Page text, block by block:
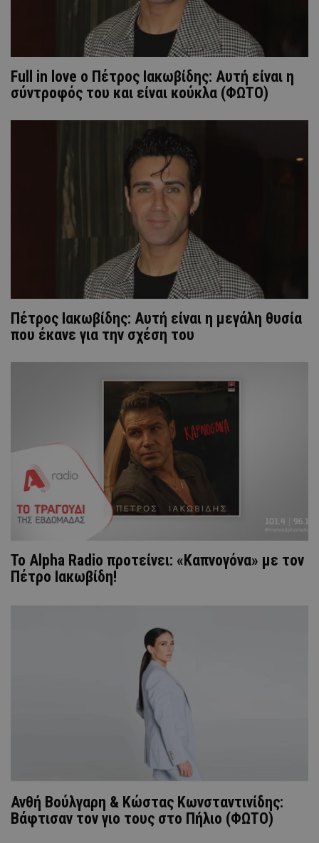
Full in love o Πέτρος Ιακωβίδης: Αυτή είναι η
σύντροφός του και είναι κούκλα (ΦΩΤΟ)
Πέτρος Ιακωβίδης: Αυτή είναι η μεγάλη θυσία
που έκανε για την σχέση του
Το Alpha Radio προτείνει: «Καπνογόνα» με τον
Πέτρο Ιακωβίδη!
Ανθή Βούλγαρη & Κώστας Κωνσταντινίδης:
Βάφτισαν τον γιο τους στο Πήλιο (ΦΩΤΟ)